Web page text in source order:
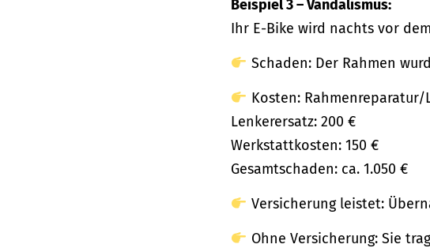
Beispiel 3 – Vandalismus:
Ihr E-Bike wird nachts vor
Schaden: Der Rahmen
Kosten: Rahmenreparatur/
Lenkerersatz: 200 €
Werkstattkosten: 150 €
Gesamtschaden: ca. 1.050 €
Versicherung leistet:
Ohne Versicherung: Sie